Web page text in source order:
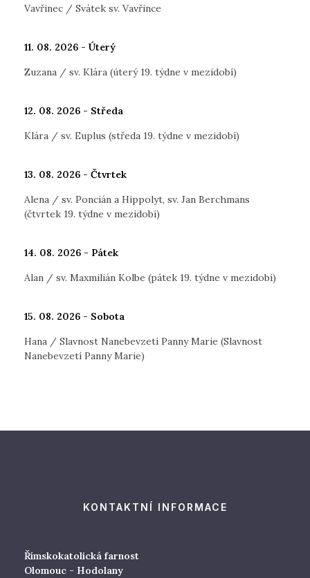
Vavřinec / Svátek sv. Vavřince
11. 08. 2026 - Úterý
Zuzana / sv. Klára (úterý 19. týdne v mezidobí)
12. 08. 2026 - Středa
Klára / sv. Euplus (středa 19. týdne v mezidobí)
13. 08. 2026 - Čtvrtek
Alena / sv. Poncián a Hippolyt, sv. Jan Berchmans
(čtvrtek 19. týdne v mezidobí)
14. 08. 2026 - Pátek
Alan / sv. Maxmilián Kolbe (pátek 19. týdne v mezidobí)
15. 08. 2026 - Sobota
Hana / Slavnost Nanebevzetí Panny Marie (Slavnost
Nanebevzetí Panny Marie)
KONTAKTNÍ INFORMACE
Římskokatolická farnost
Olomouc - Hodolany